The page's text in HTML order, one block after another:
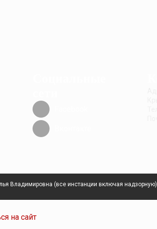
Владимировна (все инстанции включая надзорную)
на сайт